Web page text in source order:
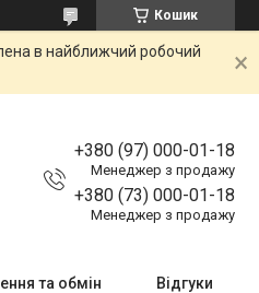
Кошик
в найближчий робочий
+380 (97) 000-01-18
Менеджер з продажу
+380 (73) 000-01-18
Менеджер з продажу
та обмін Відгуки